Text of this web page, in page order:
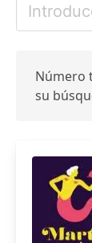
Número
su